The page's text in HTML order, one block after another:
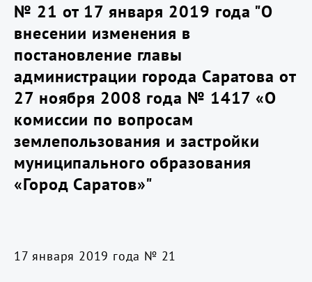
№ 21 от 17 января 2019 года "О
внесении изменения в
постановление главы
администрации города Саратова от
27 ноября 2008 года № 1417 «О
комиссии по вопросам
землепользования и застройки
муниципального образования
«Город Саратов»"
17 января 2019 года № 21